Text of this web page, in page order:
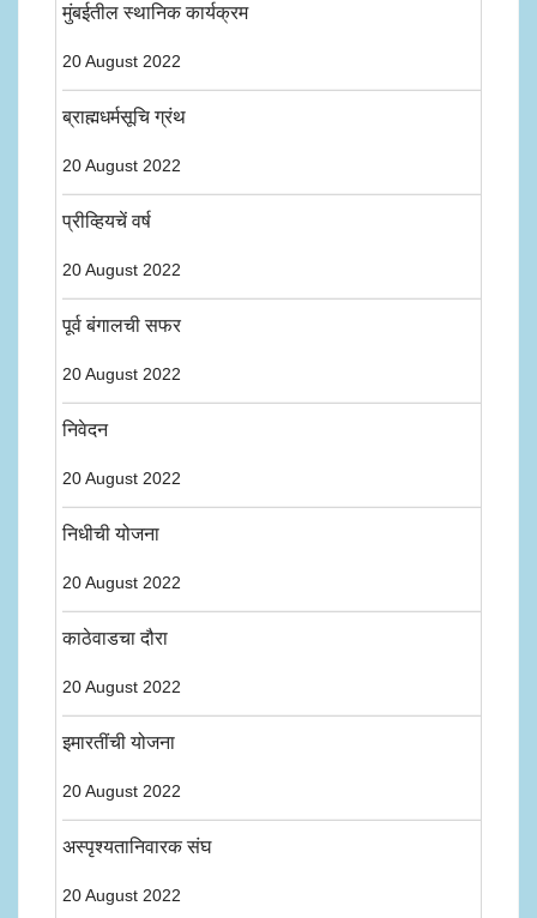
मुंबईतील स्थानिक कार्यक्रम
20 August 2022
ब्राह्मधर्मसूचि ग्रंथ
20 August 2022
प्रीव्हियचें वर्ष
20 August 2022
पूर्व बंगालची सफर
20 August 2022
निवेदन
20 August 2022
निधीची योजना
20 August 2022
काठेवाडचा दौरा
20 August 2022
इमारतींची योजना
20 August 2022
अस्पृश्यतानिवारक संघ
20 August 2022